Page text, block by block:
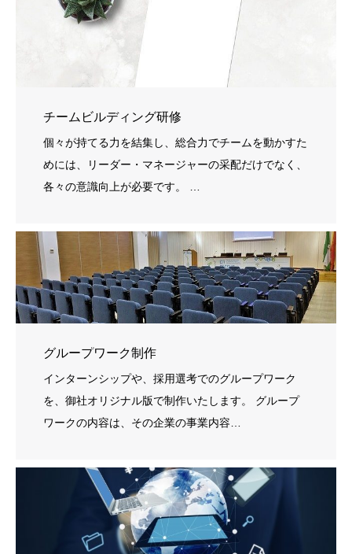
チームビルディング研修
個々が持てる力を結集し、総合力でチームを動かすた
めには、リーダー・マネージャーの采配だけでなく、
各々の意識向上が必要です。 …
グループワーク制作
インターンシップや、採用選考でのグループワーク
を、御社オリジナル版で制作いたします。 グループ
ワークの内容は、その企業の事業内容…